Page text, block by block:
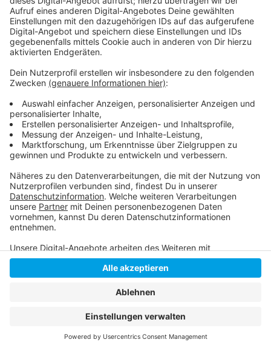
Prozent. Diese Wohnungen sind für einen festen
Mietpreis von 6,80 Euro bis maximal 7,60 Euro pro
Quadratmeter kalt zu haben. Und auch wenn der
Begriff "Sozial-Wohnungen" von Vielen ein
Naserümpfen verursacht: Statistiker sagen, dass rund
jeder zweite Düsseldorfer Haushalt von seinem
kommt.
Anzeige
Anzeige